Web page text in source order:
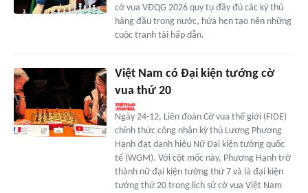
cờ vua VĐQG 2026 quy tụ đầy đủ các kỳ thủ
hàng đầu trong nước, hứa hẹn tạo nên những
cuộc tranh tài hấp dẫn.
Việt Nam có Đại kiện tướng cờ
vua thứ 20
Ngày 24-12, Liên đoàn Cờ vua thế giới (FIDE)
chính thức công nhận kỳ thủ Lương Phương
Hạnh đạt danh hiệu Nữ Đại kiện tướng quốc
tế (WGM). Với cột mốc này, Phương Hạnh trở
thành nữ đại kiện tướng thứ 7 và là đại kiện
tướng thứ 20 trong lịch sử cờ vua Việt Nam